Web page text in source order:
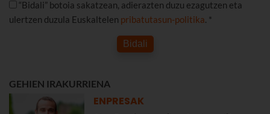
“Bidali” botoia sakatzean, adierazten duzu ezagutzen eta
ulertzen duzula Euskaltelen pribatutasun-politika. *
Bidali
GEHIEN IRAKURRIENA
ENPRESAK